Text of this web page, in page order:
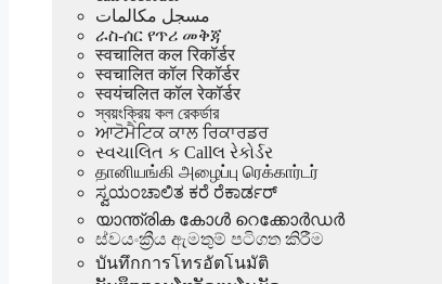
مسجل مكالمات
ራስ-ሰር የጥሪ መቅጃ
स्वचालित कल रिकॉर्डर
स्वचालित कॉल रिकॉर्डर
स्वयंचलित कॉल रेकॉर्डर
স্বয়ংক্রিয় কল রেকর্ডার
ਆਟੋਮੈਟਿਕ ਕਾਲ ਰਿਕਾਰਡਰ
સ્વચાલિત ક Callલ રેકોર્ડર
தானியங்கி அழைப்பு ரெக்கார்டர்
ಸ್ವಯಂಚಾಲಿತ ಕರೆ ರೆಕಾರ್ಡರ್
യാന്ത്രിക കോൾ റെക്കോർഡർ
ස්වයංක්‍රීය ඇමතුම් පටිගත කිරීම
บันทึกการโทรอัตโนมัติ